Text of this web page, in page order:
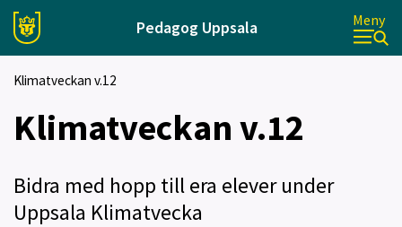
Pedagog Uppsala Meny
Klimatveckan v.12
Klimatveckan v.12
Bidra med hopp till era elever under
Uppsala Klimatvecka